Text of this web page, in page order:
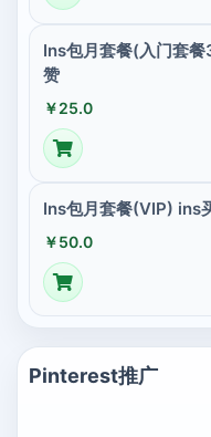
Ins包月套餐(入门套餐30新
赞
￥25.0
￥50.0
Pinterest推广